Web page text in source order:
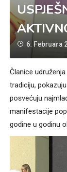
6. Februara
Članice
tradiciju,
posvećuju
manifestacije
godine u godinu